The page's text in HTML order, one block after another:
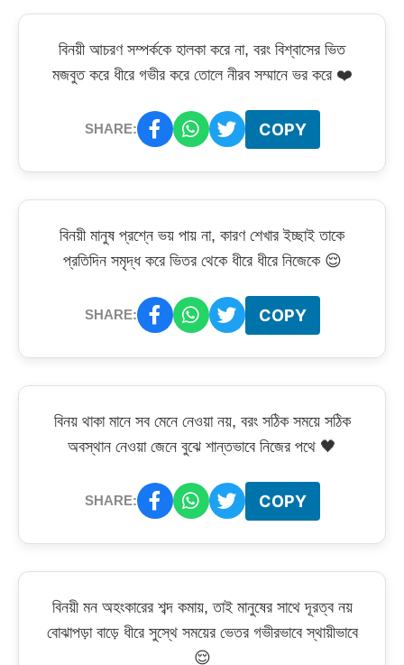
বিনয়ী আচরণ সম্পর্ককে হালকা করে না, বরং বিশ্বাসের ভিত
মজবুত করে ধীরে গভীর করে তোলে নীরব সম্মানে ভর করে ❤️
SHARE: COPY
বিনয়ী মানুষ প্রশ্নে ভয় পায় না, কারণ শেখার ইচ্ছাই তাকে
প্রতিদিন সমৃদ্ধ করে ভিতর থেকে ধীরে ধীরে নিজেকে 😌
SHARE: COPY
বিনয় থাকা মানে সব মেনে নেওয়া নয়, বরং সঠিক সময়ে সঠিক
অবস্থান নেওয়া জেনে বুঝে শান্তভাবে নিজের পথে 🖤
SHARE: COPY
বিনয়ী মন অহংকারের শব্দ কমায়, তাই মানুষের সাথে দূরত্ব নয়
বোঝাপড়া বাড়ে ধীরে সুস্থে সময়ের ভেতর গভীরভাবে স্থায়ীভাবে
😌